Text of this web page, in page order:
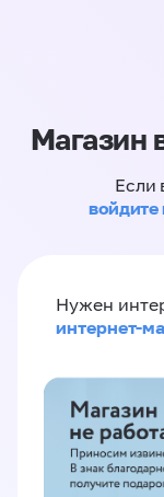
Магазин
Если
войдите
Нужен
интернет-